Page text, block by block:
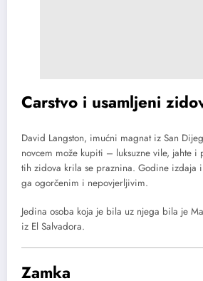
Carstvo i usamljeni
David Langston, imućni magnat iz San
novcem može kupiti – luksuzne vile, jahte i
tih zidova krila se praznina. Godine izdaja i
ga ogorčenim i nepovjerljivim.
Jedina osoba koja je bila uz njega bila je
iz El Salvadora.
Zamka